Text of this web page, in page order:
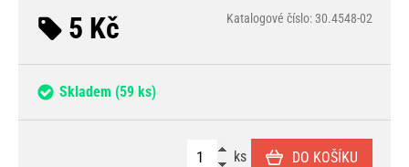
5 Kč Katalogové číslo: 30.4548-02
Skladem (59 ks)
ks DO KOŠÍKU